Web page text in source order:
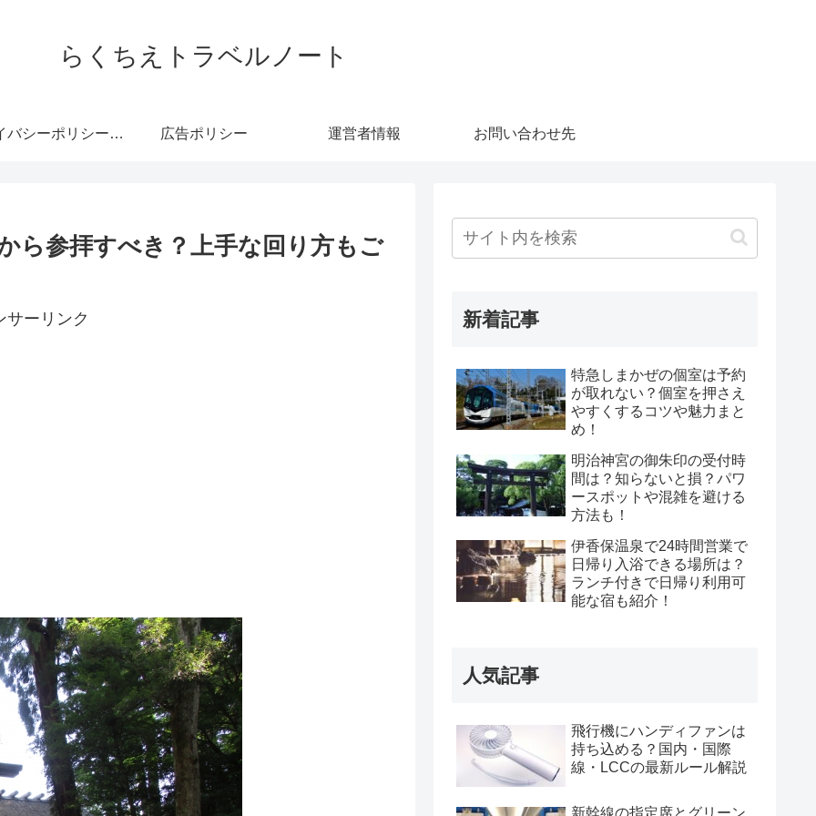
らくちえトラベルノート
プライバシーポリシー・免責事項 広告ポリシー 運営者情報 お問い合わせ先
ら参拝すべき？上手な回り方もご
サーリンク 新着記事
特急しまかぜの個室は予約
が取れない？個室を押さえ
やすくするコツや魅力まと
め！
明治神宮の御朱印の受付時
間は？知らないと損？パワ
ースポットや混雑を避ける
方法も！
伊香保温泉で24時間営業で
日帰り入浴できる場所は？
ランチ付きで日帰り利用可
能な宿も紹介！
人気記事
飛行機にハンディファンは
持ち込める？国内・国際
線・LCCの最新ルール解説